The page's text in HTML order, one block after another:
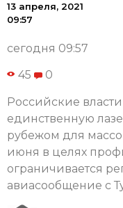
13 апреля, 2021
09:57
сегодня 09:57
45 0
Российские
единственную
рубежом для
июня в целях
ограничивается
авиасообщение с